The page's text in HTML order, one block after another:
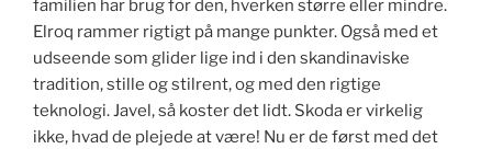
familien har brug for den, hverken større eller mindre.
Elroq rammer rigtigt på mange punkter. Også med et
udseende som glider lige ind i den skandinaviske
tradition, stille og stilrent, og med den rigtige
teknologi. Javel, så koster det lidt. Skoda er virkelig
ikke, hvad de plejede at være! Nu er de først med det